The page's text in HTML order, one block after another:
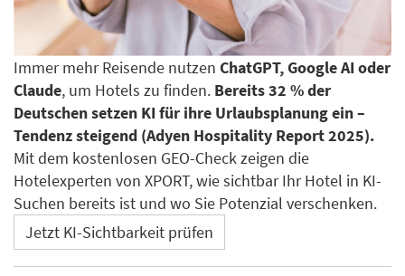
Immer mehr Reisende nutzen ChatGPT, Google AI oder
Claude, um Hotels zu finden. Bereits 32 % der
Deutschen setzen KI für ihre Urlaubsplanung ein –
Tendenz steigend (Adyen Hospitality Report 2025).
Mit dem kostenlosen GEO-Check zeigen die
Hotelexperten von XPORT, wie sichtbar Ihr Hotel in KI-
Suchen bereits ist und wo Sie Potenzial verschenken.
Jetzt KI-Sichtbarkeit prüfen